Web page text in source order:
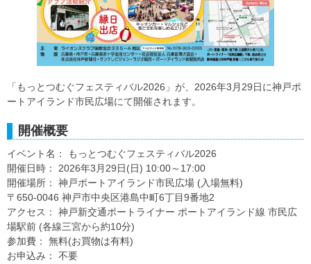
「もっとつむぐフェスティバル2026」が、2026年3月29日に神戸ポ
ートアイランド市民広場にて開催されます。
開催概要
イベント名： もっとつむぐフェスティバル2026
開催日時： 2026年3月29日(日) 10:00～17:00
開催場所： 神戸ポートアイランド市民広場 (入場無料)
〒650-0046 神戸市中央区港島中町6丁目9番地2
アクセス： 神戸新交通ポートライナー ポートアイランド線 市民広
場駅前 (各線三宮から約10分)
参加費： 無料(お買物は有料)
お申込み： 不要